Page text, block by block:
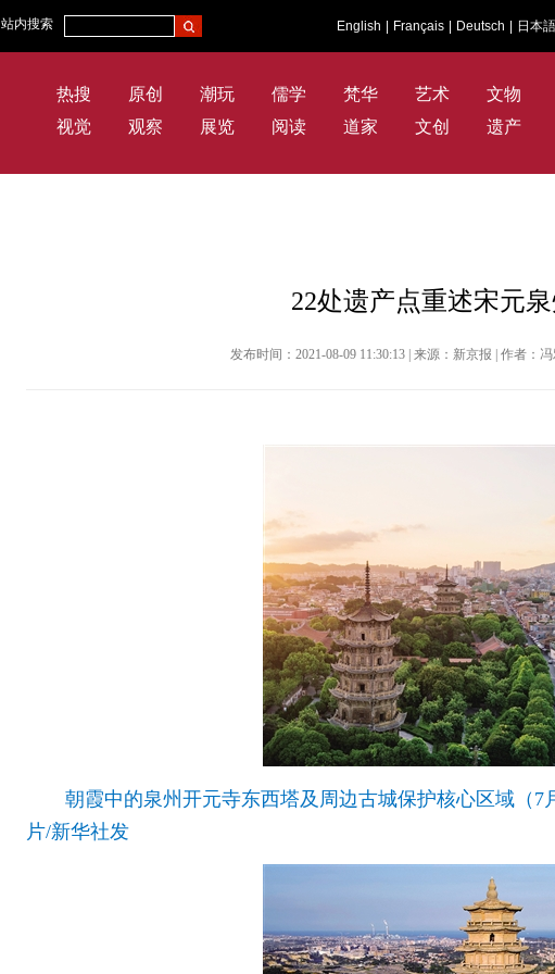
站内搜索 English Français Deutsch 日本語
热搜 原创 潮玩 儒学 梵华 艺术 文物
视觉
观察 展览 阅读 道家 文创 遗产
22处遗产点重述宋元
发布时间：2021-08-09 11:30:13 | 来源：新京报 | 作者：
朝霞中的泉州开元寺东西塔及周边古城保护核心区域（7
片/新华社发